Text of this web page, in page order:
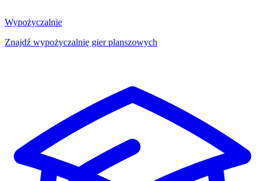
Wypożyczalnie
Znajdź wypożyczalnię gier planszowych